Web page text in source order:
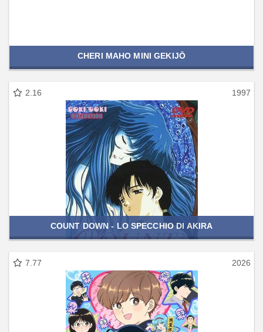
CHERI MAHO MINI GEKIJŌ
2.16 1997
COUNT DOWN - LO SPECCHIO DI AKIRA
7.77 2026